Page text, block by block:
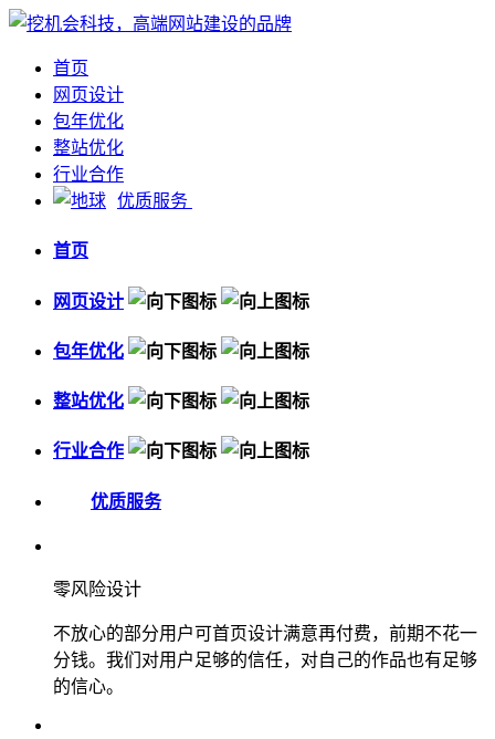
首页
网页设计
包年优化
整站优化
行业合作
优质服务
首页
网页设计
包年优化
整站优化
行业合作
优质服务
零风险设计
不放心的部分用户可首页设计满意再付费，前期不花一
分钱。我们对用户足够的信任，对自己的作品也有足够
的信心。